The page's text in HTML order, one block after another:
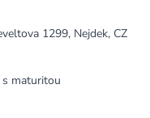
1299, Nejdek, CZ
maturitou